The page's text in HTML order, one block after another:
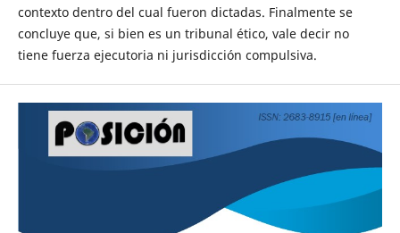
contexto dentro del cual fueron dictadas. Finalmente se
concluye que, si bien es un tribunal ético, vale decir no
tiene fuerza ejecutoria ni jurisdicción compulsiva.